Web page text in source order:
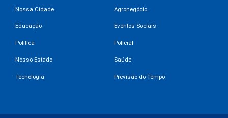
Nossa Cidade Agronegócio
Educação Eventos Sociais
Política Policial
Nosso Estado Saúde
Tecnologia Previsão do Tempo